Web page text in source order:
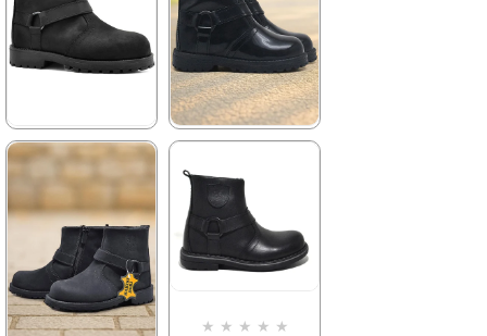
%42İndirim
Ücretsiz
Kargo
%42İndirim
Ücretsiz
Kargo
★ ★ ★ ★
4.629,90 ₺
%42İndirim
Ücretsiz
Kargo
2.049,90 ₺
3.519,90 ₺
★ ★ ★ ★ ★